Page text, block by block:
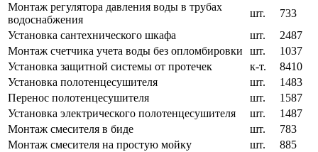
Монтаж регулятора давления воды в трубах
водоснабжения
шт.
733
Установка сантехнического шкафа
шт.
2487
Монтаж счетчика учета воды без опломбировки
шт.
1037
Установка защитной системы от протечек
к-т.
8410
Установка полотенцесушителя
шт.
1483
Перенос полотенцесушителя
шт.
1587
Установка электрического полотенцесушителя
шт.
1487
Монтаж смесителя в биде
шт.
783
Монтаж смесителя на простую мойку
шт.
885